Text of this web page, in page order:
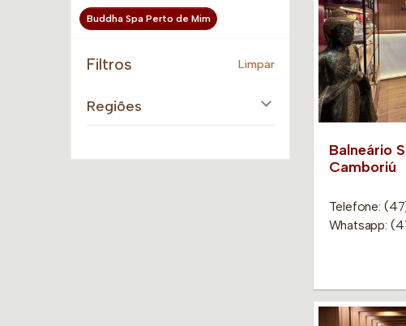
Buddha Spa Perto de Mim
Filtros Limpar
Regiões
Balneário
Camboriú
Telefone:
Whatsapp: